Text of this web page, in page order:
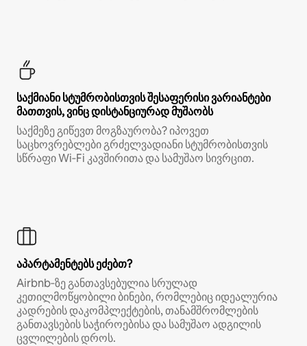
საქმიანი სტუმრობისთვის შესაფერისი ვარიანტები
მათთვის, ვინც დისტანციურად მუშაობს
საქმეზე გიწევთ მოგზაურობა? იპოვეთ
საცხოვრებლები გრძელვადიანი სტუმრობისთვის
სწრაფი Wi‑Fi კავშირითა და სამუშაო სივრცით.
აპარტამენტებს ეძებთ?
Airbnb‑ზე განთავსებულია სრულად
კეთილმოწყობილი ბინები, რომლებიც იდეალურია
კადრების დაკომპლექტების, თანამშრომლების
განთავსების საჭიროებისა და სამუშაო ადგილის
ცვლილების დროს.